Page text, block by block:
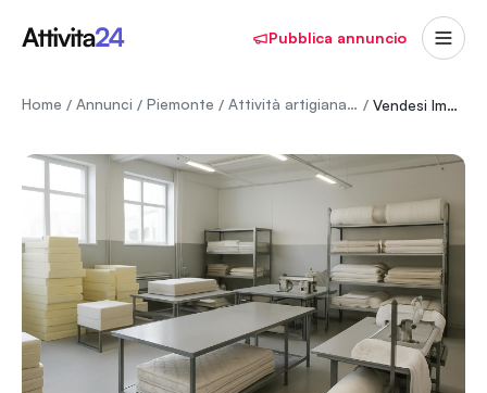
Pubblica annuncio
Home / Annunci / Piemonte / Attività artigianali e professionali / Vendesi Immobile Artigianale/Commerciale